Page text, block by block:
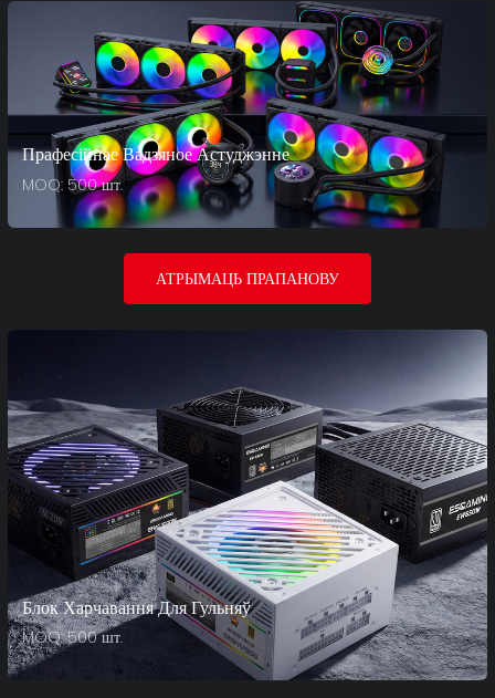
Прафесійнае Вадзяное Астуджэнне
MOQ: 500 шт.
АТРЫМАЦЬ ПРАПАНОВУ
Блок Харчавання Для Гульняў
MOQ: 500 шт.